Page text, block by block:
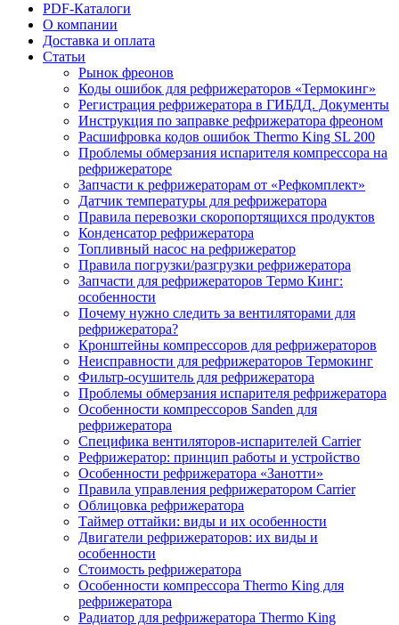
PDF-Каталоги
О компании
Доставка и оплата
Статьи
Рынок фреонов
Коды ошибок для рефрижераторов «Термокинг»
Регистрация рефрижератора в ГИБДД. Документы
Инструкция по заправке рефрижератора фреоном
Расшифровка кодов ошибок Thermo King SL 200
Проблемы обмерзания испарителя компрессора на
рефрижераторе
Запчасти к рефрижераторам от «Рефкомплект»
Датчик температуры для рефрижератора
Правила перевозки скоропортящихся продуктов
Конденсатор рефрижератора
Топливный насос на рефрижератор
Правила погрузки/разгрузки рефрижератора
Запчасти для рефрижераторов Термо Кинг:
особенности
Почему нужно следить за вентиляторами для
рефрижератора?
Кронштейны компрессоров для рефрижераторов
Неисправности для рефрижераторов Термокинг
Фильтр-осушитель для рефрижератора
Проблемы обмерзания испарителя рефрижератора
Особенности компрессоров Sanden для
рефрижератора
Специфика вентиляторов-испарителей Carrier
Рефрижератор: принцип работы и устройство
Особенности рефрижератора «Занотти»
Правила управления рефрижератором Carrier
Облицовка рефрижератора
Таймер оттайки: виды и их особенности
Двигатели рефрижераторов: их виды и
особенности
Стоимость рефрижератора
Особенности компрессора Thermo King для
рефрижератора
Радиатор для рефрижератора Thermo King